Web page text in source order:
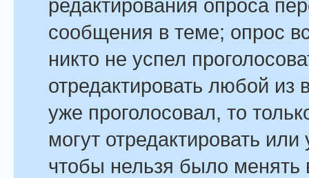
редактирования опроса
сообщения в теме; опрос
никто не успел
отредактировать любой из
уже проголосовал, то
могут отредактировать
чтобы нельзя было менять